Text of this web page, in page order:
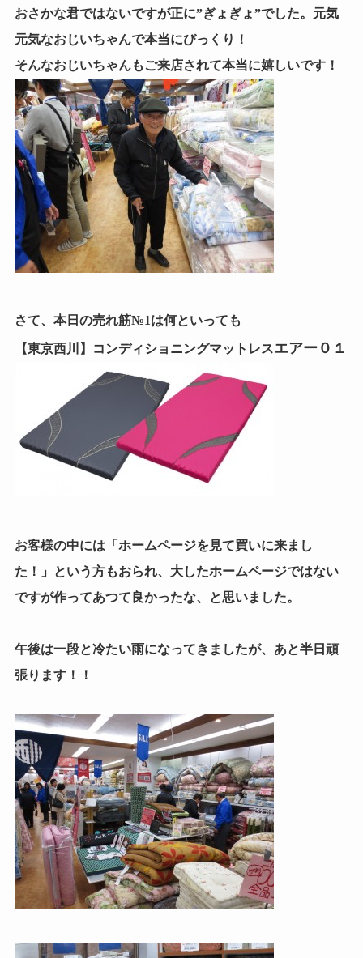
おさかな君ではないですが正に”ぎょぎょ”でした。元気
元気なおじいちゃんで本当にびっくり！
そんなおじいちゃんもご来店されて本当に嬉しいです！
さて、本日の売れ筋№1は何といっても
【東京西川】コンディショニングマットレスエアー０１
お客様の中には「ホームページを見て買いに来まし
た！」という方もおられ、大したホームページではない
ですが作ってあつて良かったな、と思いました。
午後は一段と冷たい雨になってきましたが、あと半日頑
張ります！！